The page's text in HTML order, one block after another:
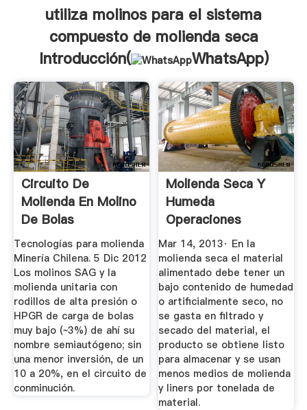
utiliza molinos para el sistema
compuesto de molienda seca
Introducción(
WhatsApp)
Circuito De
Molienda En Molino
De Bolas
Tecnologías para molienda
Minería Chilena. 5 Dic 2012
Los molinos SAG y la
molienda unitaria con
rodillos de alta presión o
HPGR de carga de bolas
muy bajo (~3%) de ahí su
nombre semiautógeno; sin
una menor inversión, de un
10 a 20%, en el circuito de
conminución.
Molienda Seca Y
Humeda
Operaciones
Unitarias 1
Mar 14, 2013· En la
molienda seca el material
alimentado debe tener un
bajo contenido de humedad
o artificialmente seco, no
se gasta en filtrado y
secado del material, el
producto se obtiene listo
para almacenar y se usan
menos medios de molienda
y liners por tonelada de
material.